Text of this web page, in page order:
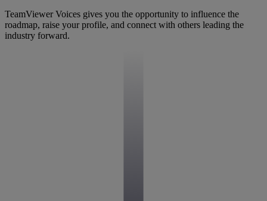
TeamViewer Voices gives you the opportunity to influence the
roadmap, raise your profile, and connect with others leading the
industry forward.